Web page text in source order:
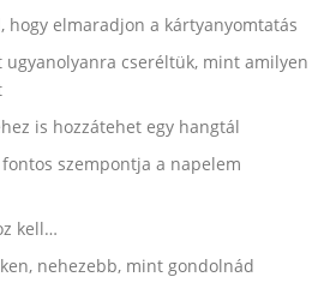
hogy elmaradjon a kártyanyomtatás
cseréltük, mint amilyen
is hozzátehet egy hangtál
szempontja a napelem
kell…
nehezebb, mint gondolnád